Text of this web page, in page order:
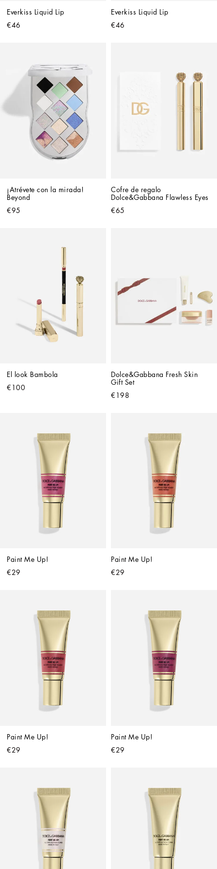
Everkiss Liquid Lip
€46
Everkiss Liquid Lip
€46
¡Atrévete con la mirada!
Beyond
€95
Cofre de regalo
Dolce&Gabbana Flawless Eyes
€65
El look Bambola
€100
Dolce&Gabbana Fresh Skin
Gift Set
€198
Paint Me Up!
€29
Paint Me Up!
€29
Paint Me Up!
€29
Paint Me Up!
€29